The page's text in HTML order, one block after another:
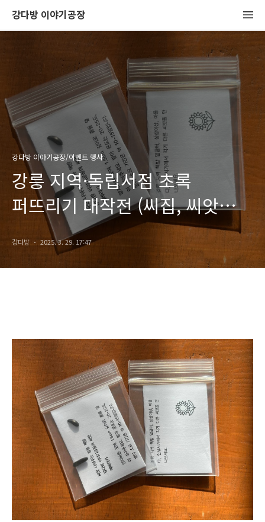
강다방 이야기공장
강다방 이야기공장/이벤트 행사
강릉 지역·독립서점 초록
퍼뜨리기 대작전 (씨집, 씨앗
나눔)
강다방 2025. 3. 29. 17:47